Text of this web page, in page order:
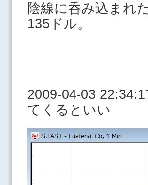
陰線に呑み込ま
135ドル。
2009-04-03
てくるといい